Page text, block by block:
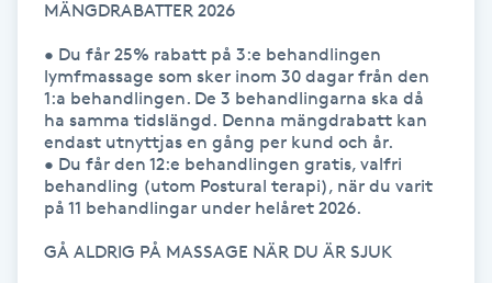
Hårborttagning
Hårbottenbehandling
Hårförlängning
Hårvård
Hälsa
MÄNGDRABATTER 2026
• Du får 25% rabatt på 3:e behandlingen
lymfmassage som sker inom 30 dagar från den
1:a behandlingen. De 3 behandlingarna ska då
ha samma tidslängd. Denna mängdrabatt kan
endast utnyttjas en gång per kund och år.
• Du får den 12:e behandlingen gratis, valfri
behandling (utom Postural terapi), när du varit
på 11 behandlingar under helåret 2026.
GÅ ALDRIG PÅ MASSAGE NÄR DU ÄR SJUK